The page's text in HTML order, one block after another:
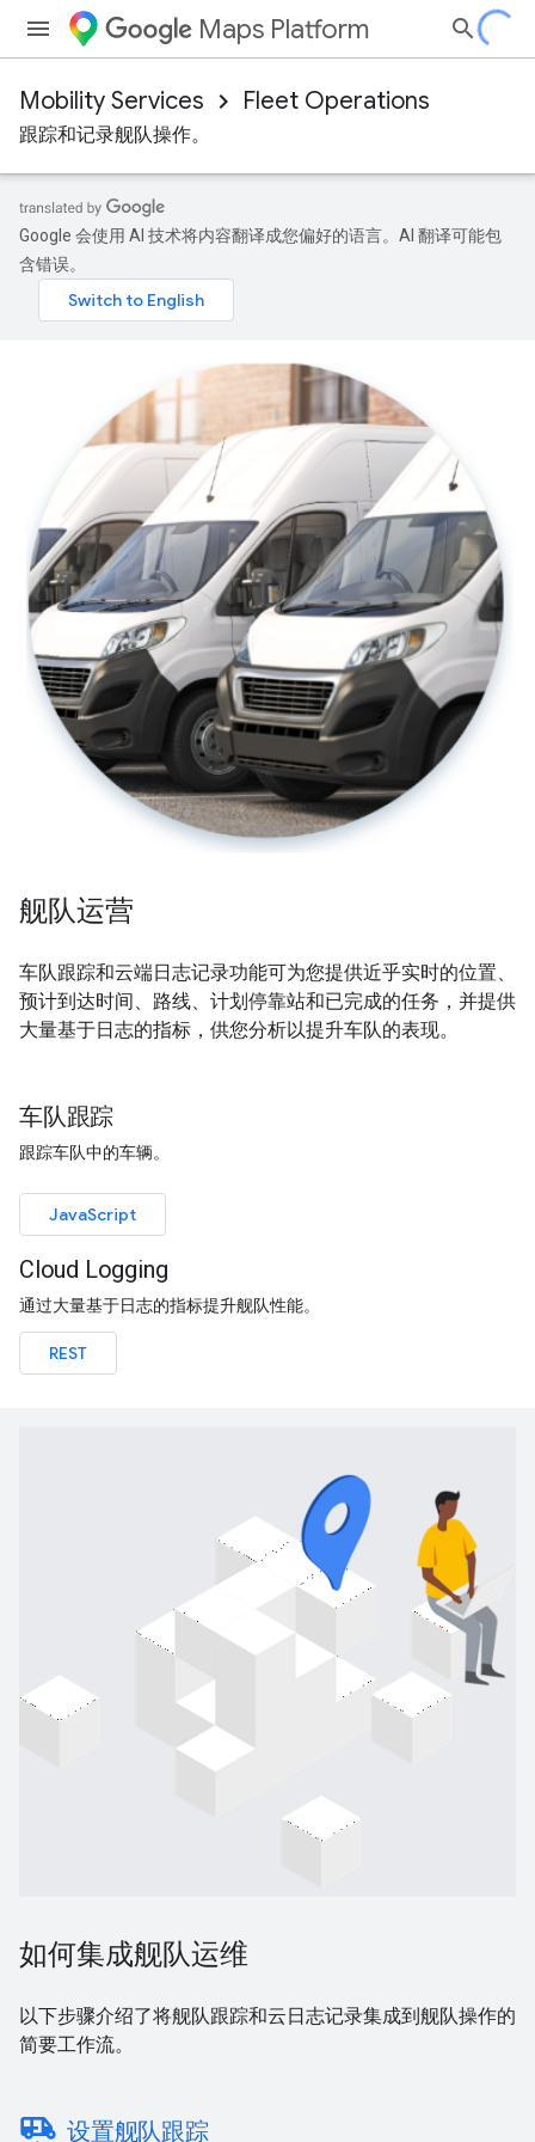
Maps Platform
Mobility Services Fleet Operations
跟踪和记录舰队操作。
Google 会使用 AI 技术将内容翻译成您偏好的语言。AI 翻译可能包
含错误。
舰队运营
车队跟踪和云端日志记录功能可为您提供近乎实时的位置、
预计到达时间、路线、计划停靠站和已完成的任务，并提供
大量基于日志的指标，供您分析以提升车队的表现。
车队跟踪
跟踪车队中的车辆。
JavaScript
Cloud Logging
通过大量基于日志的指标提升舰队性能。
REST
如何集成舰队运维
以下步骤介绍了将舰队跟踪和云日志记录集成到舰队操作的
简要工作流。
electric_rickshaw 设置舰队跟踪